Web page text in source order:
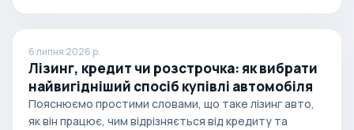
6 липня 2026 р.
Лізинг, кредит чи розстрочка: як вибрати
найвигідніший спосіб купівлі автомобіля
Пояснюємо простими словами, що таке лізинг авто,
як він працює, чим відрізняється від кредиту та